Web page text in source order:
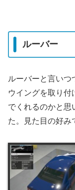
ルーバー
ルーバーと言いつ
ウイングを取り付
でくれるのかと思
た。見た目の好み